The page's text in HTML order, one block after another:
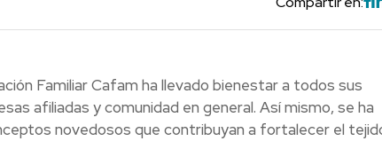
Familiar Cafam ha llevado bienestar a todos sus
afiliadas y comunidad en general. Así mismo, se ha
novedosos que contribuyan a fortalecer el